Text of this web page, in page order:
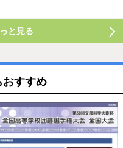
と見る
おすすめ